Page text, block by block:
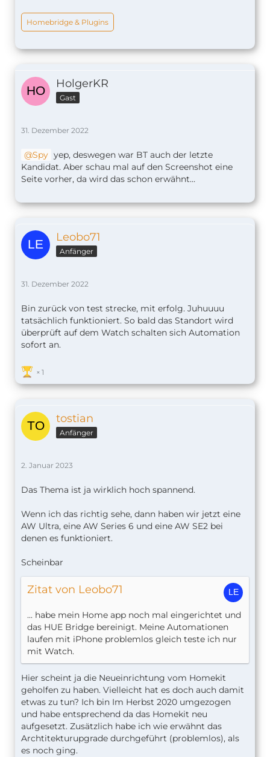
Homebridge & Plugins
HolgerKR
Gast
31. Dezember 2022
Spy yep, deswegen war BT auch der letzte
Kandidat. Aber schau mal auf den Screenshot eine
Seite vorher, da wird das schon erwähnt…
Leobo71
Anfänger
31. Dezember 2022
Bin zurück von test strecke, mit erfolg. Juhuuuu
tatsächlich funktioniert. So bald das Standort wird
überprüft auf dem Watch schalten sich Automation
sofort an.
1
tostian
Anfänger
2. Januar 2023
Das Thema ist ja wirklich hoch spannend.
Wenn ich das richtig sehe, dann haben wir jetzt eine
AW Ultra, eine AW Series 6 und eine AW SE2 bei
denen es funktioniert.
Scheinbar
Zitat von Leobo71
... habe mein Home app noch mal eingerichtet und
das HUE Bridge bereinigt. Meine Automationen
laufen mit iPhone problemlos gleich teste ich nur
mit Watch.
Hier scheint ja die Neueinrichtung vom Homekit
geholfen zu haben. Vielleicht hat es doch auch damit
etwas zu tun? Ich bin Im Herbst 2020 umgezogen
und habe entsprechend da das Homekit neu
aufgesetzt. Zusätzlich habe ich wie erwähnt das
Archtitekturupgrade durchgeführt (problemlos), als
es noch ging.